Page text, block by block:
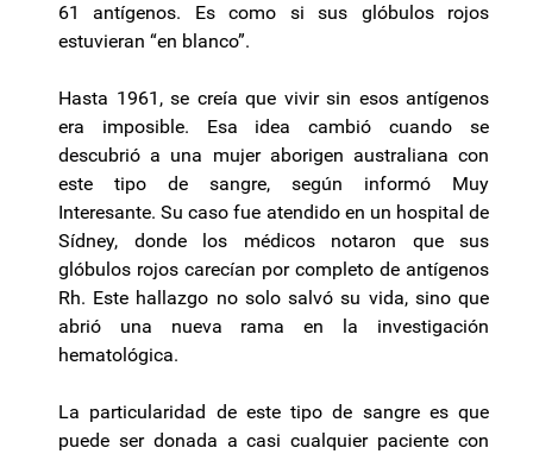
61 antígenos. Es como si sus glóbulos rojos
estuvieran “en blanco”.
Hasta 1961, se creía que vivir sin esos antígenos
era imposible. Esa idea cambió cuando se
descubrió a una mujer aborigen australiana con
este tipo de sangre, según informó Muy
Interesante. Su caso fue atendido en un hospital de
Sídney, donde los médicos notaron que sus
glóbulos rojos carecían por completo de antígenos
Rh. Este hallazgo no solo salvó su vida, sino que
abrió una nueva rama en la investigación
hematológica.
La particularidad de este tipo de sangre es que
puede ser donada a casi cualquier paciente con